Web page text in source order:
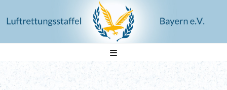
Navigation